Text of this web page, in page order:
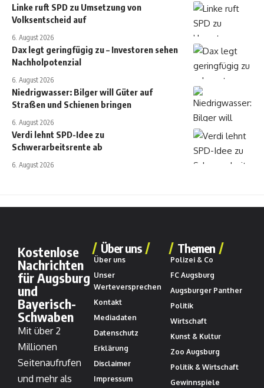
Linke ruft SPD zu Umsetzung von
Volksentscheid auf
6. August 2026
Dax legt geringfügig zu – Investoren sehen
Nachholpotenzial
6. August 2026
Niedrigwasser: Bilger will Güter auf
Straßen und Schienen bringen
6. August 2026
Verdi lehnt SPD-Idee zu
Schwerarbeitsrente ab
6. August 2026
Kostenlose
Nachrichten
für Augsburg
und
Bayerisch-
Schwaben
Mit über 2
Millionen
Seitenaufrufen
und mehr als
Über uns
Über uns
Unser
Werteversprechen
Kontakt
Mediadaten
Datenschutz
Erklärung
Disclaimer
Impressum
Themen
Polizei & Co
FC Augsburg
Augsburger Panther
Politik
Wirtschaft
Kunst & Kultur
Zoo Augsburg
Politik & Wirtschaft
Gewinnspiele